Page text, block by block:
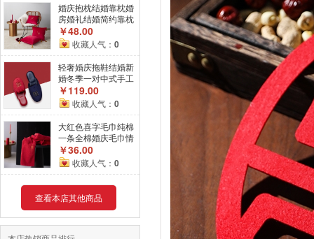
婚庆抱枕结婚靠枕婚
房婚礼结婚简约靠枕
中式刺绣抱枕套绒面
枕头
￥48.00
收藏人气： 0
轻奢婚庆拖鞋结婚新
婚冬季一对中式手工
金丝绒拖鞋高档情侣
家用
￥119.00
收藏人气： 0
大红色喜字毛巾纯棉
一条全棉婚庆毛巾情
侣装结婚新婚礼品
￥36.00
收藏人气： 0
查看本店其他商品